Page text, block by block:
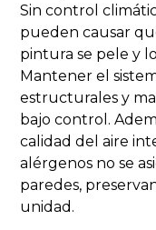
Sin control
pueden causar
pintura se pele y
Mantener el
estructurales y
bajo control.
calidad del aire
alérgenos no se
paredes,
unidad.